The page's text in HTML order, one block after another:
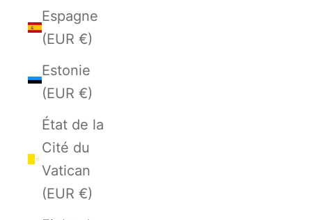
Espagne
(EUR €)
Estonie
(EUR €)
État de la
Cité du
Vatican
(EUR €)